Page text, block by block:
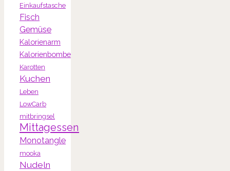
Einkaufstasche
Fisch
Gemüse
Kalorienarm
Kalorienbombe
Karotten
Kuchen
Leben
LowCarb
mitbringsel
Mittagessen
Monotangle
mooka
Nudeln